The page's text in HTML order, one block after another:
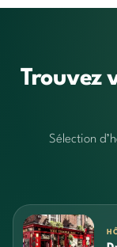
Trouvez
Sélection